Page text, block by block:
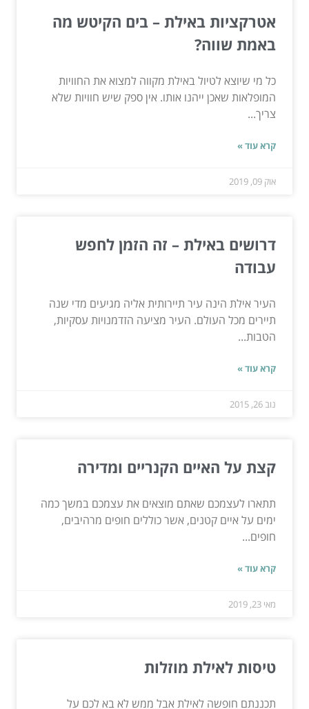
אטרקציות באילת – בים הקיטש מה
באמת שווה?
כל מי שיוצא לטיול באילת מקווה למצוא את החוויות
המופלאות שאכן ייהנו אותו. אין ספק שיש חוויות שלא
צריך...
קרא עוד »
אוק 09, 2019
דרושים באילת – זה הזמן לחפש
עבודה
העיר אילת הינה עיר תיירותית אליה מגיעים מדי שנה
תיירים מכל העולם. העיר מציעה הזדמנויות עסקיות,
הטבות...
קרא עוד »
נוב 26, 2015
קצת על האיים הקנריים ומדירה
תתארו לעצמכם שאתם מוצאים את עצמכם במשך כמה
ימים על איים קטנים, אשר כוללים חופים מרהיבים,
חופים...
קרא עוד »
מאי 23, 2019
טיסות לאילת מוזלות
תכננתם חופשה לאילת אבל ממש לא בא לכם על